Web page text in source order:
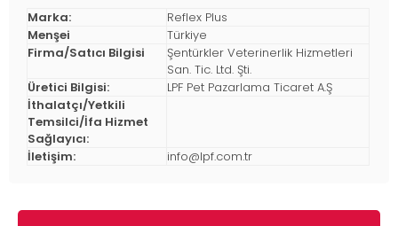
Marka:
Reflex Plus
Menşei
Türkiye
Firma/Satıcı Bilgisi
Şentürkler Veterinerlik Hizmetleri
San. Tic. Ltd. Şti.
Üretici Bilgisi:
LPF Pet Pazarlama Ticaret A.Ş
İthalatçı/Yetkili
Temsilci/İfa Hizmet
Sağlayıcı:
İletişim:
info@lpf.com.tr